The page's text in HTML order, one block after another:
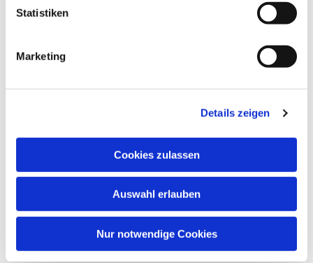
Statistiken
Marketing
Details zeigen
Cookies zulassen
Auswahl erlauben
Nur notwendige Cookies